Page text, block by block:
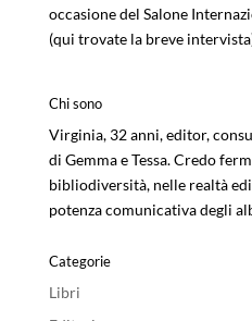
occasione del Salone
(qui trovate la breve
Chi sono
Virginia, 32 anni, editor,
di Gemma e Tessa. Credo
bibliodiversità, nelle realtà
potenza comunicativa degli
Categorie
Libri